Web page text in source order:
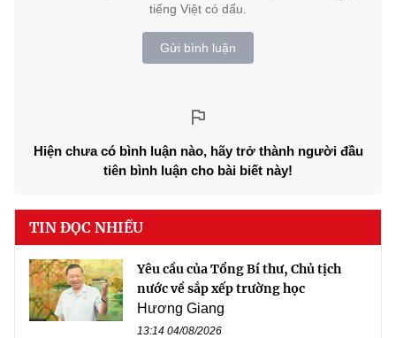
tiếng Việt có dấu.
Gửi bình luận
Hiện chưa có bình luận nào, hãy trở thành người đầu
tiên bình luận cho bài biết này!
TIN ĐỌC NHIỀU
Yêu cầu của Tổng Bí thư, Chủ tịch
nước về sắp xếp trường học
Hương Giang
13:14 04/08/2026